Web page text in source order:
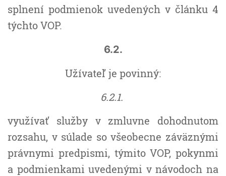
splnení podmienok uvedených v článku 4
týchto VOP.
6.2.
Užívateľ je povinný:
6.2.1.
využívať služby v zmluvne dohodnutom
rozsahu, v súlade so všeobecne záväznými
právnymi predpismi, týmito VOP, pokynmi
a podmienkami uvedenými v návodoch na